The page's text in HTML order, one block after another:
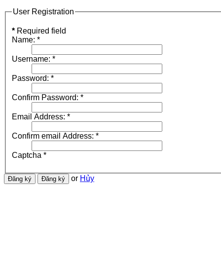
User Registration
* Required field
Name: *
Username: *
Password: *
Confirm Password: *
Email Address: *
Confirm email Address: *
Captcha *
or Hủy